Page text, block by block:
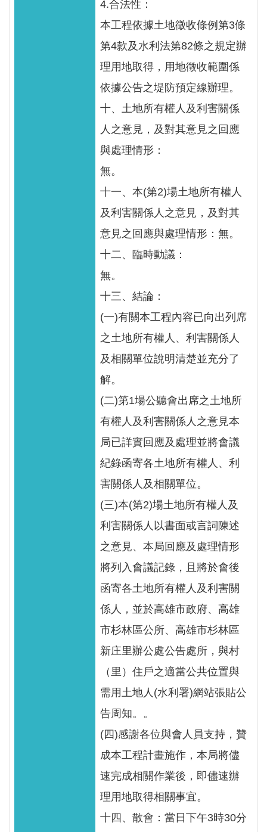
4.合法性：
本工程依據土地徵收條例第3條
第4款及水利法第82條之規定辦
理用地取得，用地徵收範圍係
依據公告之堤防預定線辦理。
十、土地所有權人及利害關係
人之意見，及對其意見之回應
與處理情形：
無。
十一、本(第2)場土地所有權人
及利害關係人之意見，及對其
意見之回應與處理情形：無。
十二、臨時動議：
無。
十三、結論：
(一)有關本工程內容已向出列席
之土地所有權人、利害關係人
及相關單位說明清楚並充分了
解。
(二)第1場公聽會出席之土地所
有權人及利害關係人之意見本
局已詳實回應及處理並將會議
紀錄函寄各土地所有權人、利
害關係人及相關單位。
(三)本(第2)場土地所有權人及
利害關係人以書面或言詞陳述
之意見、本局回應及處理情形
將列入會議記錄，且將於會後
函寄各土地所有權人及利害關
係人，並於高雄市政府、高雄
市杉林區公所、高雄市杉林區
新庄里辦公處公告處所，與村
（里）住戶之適當公共位置與
需用土地人(水利署)網站張貼公
告周知。。
(四)感謝各位與會人員支持，贊
成本工程計畫施作，本局將儘
速完成相關作業後，即儘速辦
理用地取得相關事宜。
十四、散會：當日下午3時30分